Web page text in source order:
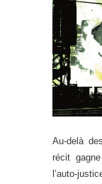
Au-delà
récit
l’auto-